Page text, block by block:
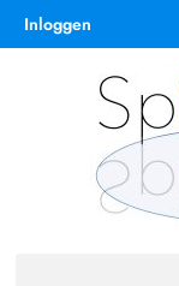
Inloggen